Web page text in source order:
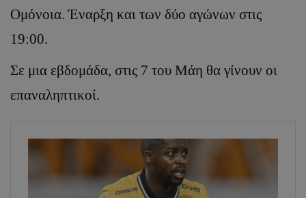
Ομόνοια. Έναρξη και των δύο αγώνων στις
19:00.
Σε μια εβδομάδα, στις 7 του Μάη θα γίνουν οι
επαναληπτικοί.